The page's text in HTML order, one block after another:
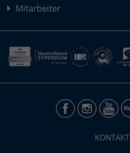
Mitarbeiter
KONTAKT